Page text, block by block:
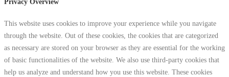
Privacy Overview
This website uses cookies to improve your experience while you navigate
through the website. Out of these cookies, the cookies that are categorized
as necessary are stored on your browser as they are essential for the working
of basic functionalities of the website. We also use third-party cookies that
help us analyze and understand how you use this website. These cookies